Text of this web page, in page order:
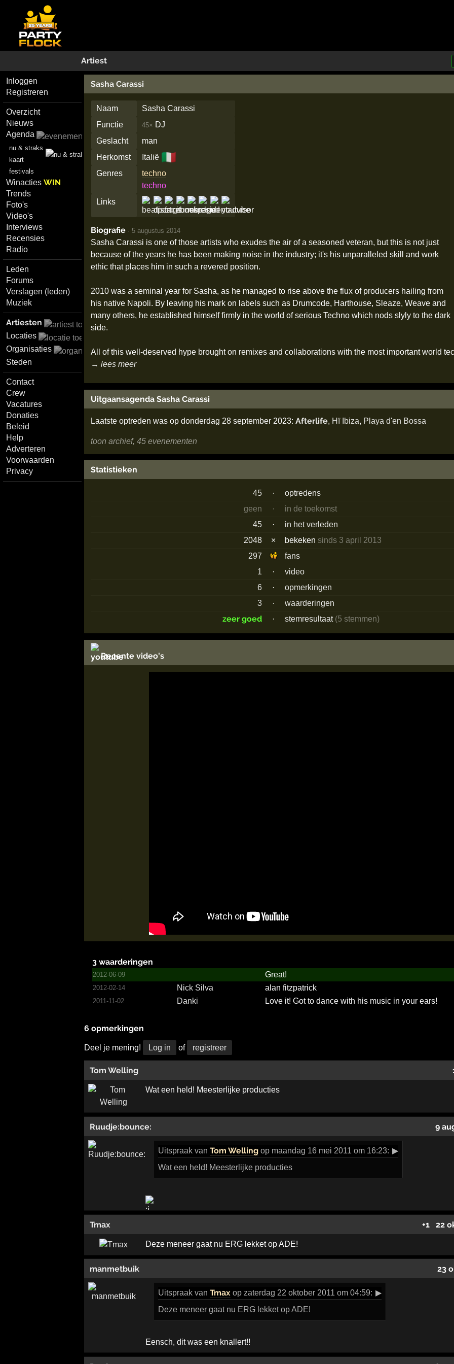
Artiest
Inloggen
Registreren
Overzicht
Nieuws
Agenda
nu & straks
kaart
festivals
WinactiesWIN
Trends
Foto's
Video's
Interviews
Recensies
Radio
Leden
Forums
Verslagen (leden)
Muziek
Artiesten
Locaties
Organisaties
Steden
Contact
Crew
Vacatures
Donaties
Beleid
Help
Adverteren
Voorwaarden
Privacy
Sasha Carassi
Naam
Sasha Carassi
Functie
45× DJ
Geslacht
man
Herkomst
Italië 🇮🇹
Genres
techno
techno
Links
Biografie · 5 augustus 2014
Sasha Carassi is one of those artists who exudes the air of a seasoned veteran, but this is not just
because of the years he has been making noise in the industry; it's his unparalleled skill and work
ethic that places him in such a revered position.
2010 was a seminal year for Sasha, as he managed to rise above the flux of producers hailing from
his native Napoli. By leaving his mark on labels such as Drumcode, Harthouse, Sleaze, Weave and
many others, he established himself firmly in the world of serious Techno which nods slyly to the dark
side.
All of this well-deserved hype brought on remixes and collaborations with the most important world
→ lees meer
Uitgaansagenda Sasha Carassi
Laatste optreden was op donderdag 28 september 2023: Afterlife, Hï Ibiza, Playa d'en Bossa
toon archief, 45 evenementen
Statistieken
45 ·
optredens
geen
·
in de toekomst
45
·
in het verleden
2048
× bekekensinds 3 april 2013
297
fans
1
·
video
6
·
opmerkingen
3
· waarderingen
zeer goed · stemresultaat (5 stemmen)
Recente video's
3 waarderingen
2012-06-09 Great!
2012-02-14 Nick Silva alan fitzpatrick
2011-11-02 Danki Love it! Got to dance with his music in your ears!
6 opmerkingen
Deel je mening! Log in of registreer
Tom Welling
Wat een held! Meesterlijke producties
Ruudje:bounce: 9
Uitspraakvan Tom Wellingop maandag 16 mei 2011 om 16:23: ▶
Wat een held! Meesterlijke producties
Tmax +1 22
Deze meneer gaat nu ERG lekket op ADE!
manmetbuik 23
Uitspraakvan Tmaxop zaterdag 22 oktober 2011 om 04:59: ▶
Deze meneer gaat nu ERG lekket op ADE!
Eensch, dit was een knallert!!